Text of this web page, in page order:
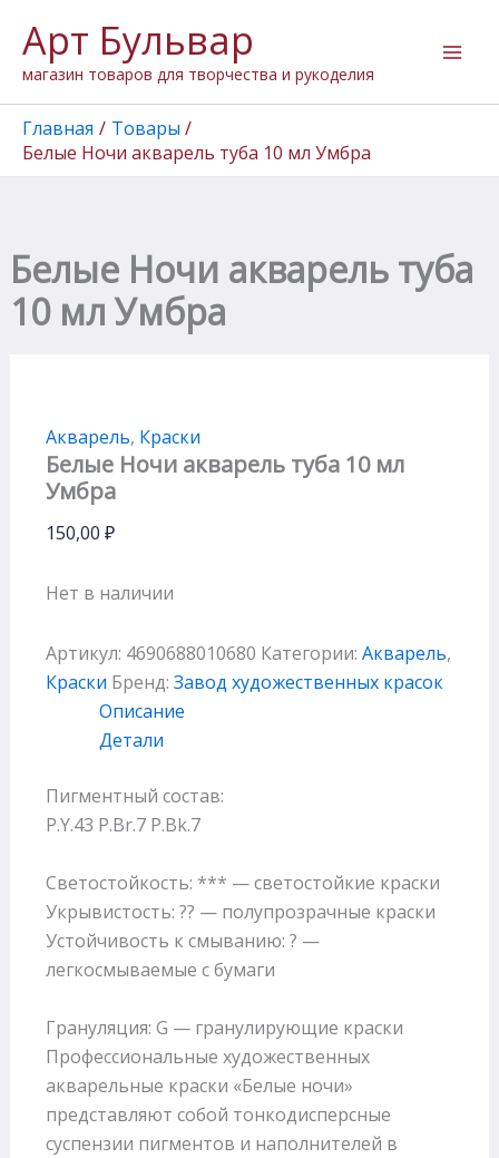
содержимому
Арт Бульвар
магазин товаров для творчества и рукоделия
Главная
Товары
Белые Ночи акварель туба 10 мл Умбра
Белые Ночи акварель туба
10 мл Умбра
Акварель, Краски
Белые Ночи акварель туба 10 мл
Умбра
150,00 ₽
Нет в наличии
Артикул: 4690688010680 Категории: Акварель,
Краски Бренд: Завод художественных красок
Описание
Детали
Пигментный состав:
P.Y.43 P.Br.7 P.Bk.7
Светостойкость: *** — светостойкие краски
Укрывистость: ?? — полупрозрачные краски
Устойчивость к смыванию: ? —
легкосмываемые с бумаги
Грануляция: G — гранулирующие краски
Профессиональные художественных
акварельные краски «Белые ночи»
представляют собой тонкодисперсные
суспензии пигментов и наполнителей в